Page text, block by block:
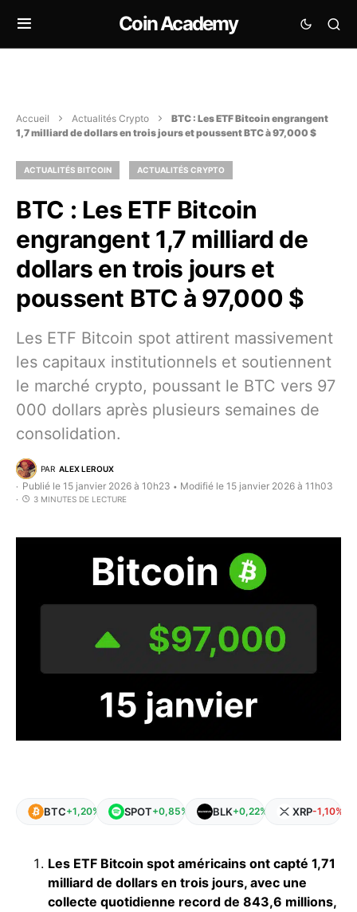
Coin Academy
Accueil Actualités Crypto
BTC : Les ETF Bitcoin engrangent
1,7 milliard de dollars en trois jours et poussent BTC à 97,000 $
ACTUALITÉS BITCOIN ACTUALITÉS CRYPTO
BTC : Les ETF Bitcoin
engrangent 1,7 milliard de
dollars en trois jours et
poussent BTC à 97,000 $
Les ETF Bitcoin spot attirent massivement
les capitaux institutionnels et soutiennent
le marché crypto, poussant le BTC vers 97
000 dollars après plusieurs semaines de
consolidation.
PAR ALEX LEROUX
Publié le 15 janvier 2026 à 10h23 • Modifié le 15 janvier 2026 à 11h03
3 MINUTES DE LECTURE
BTC+1,20% SPOT+0,85% BLK+0,22% XRP-1,10%
Les ETF Bitcoin spot américains ont capté 1,71
milliard de dollars en trois jours, avec une
collecte quotidienne record de 843,6 millions,